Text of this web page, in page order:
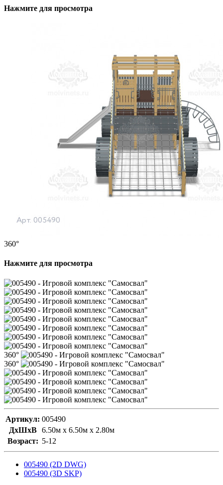
Нажмите для просмотра
360°
Нажмите для просмотра
360°
360°
Артикул: 005490
ДxШxВ
6.50м x 6.50м x 2.80м
Возраст: 5-12
005490 (2D DWG)
005490 (3D SKP)